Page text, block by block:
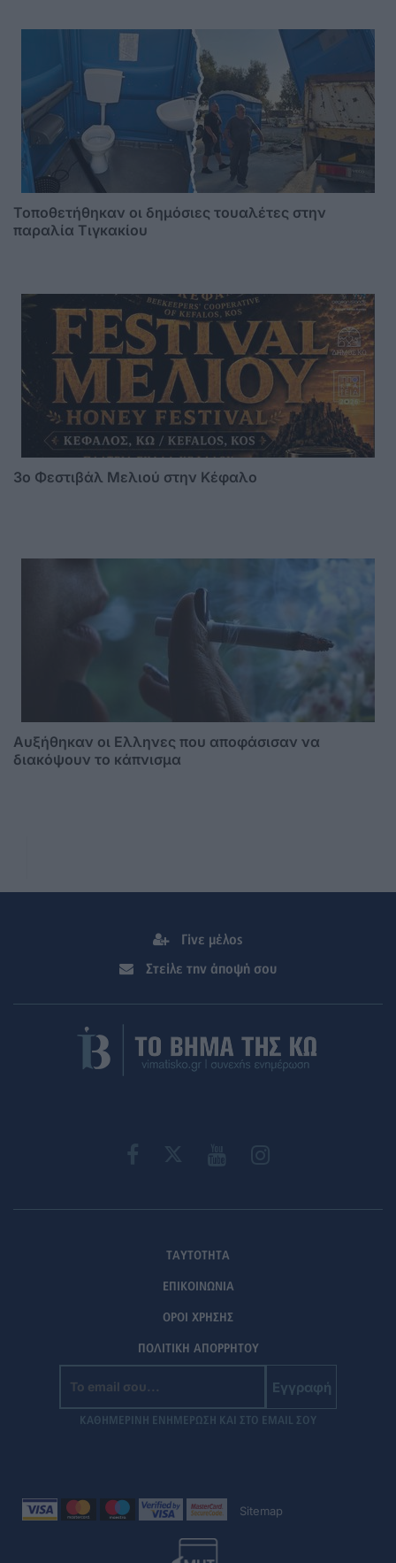
Τοποθετήθηκαν οι δημόσιες τουαλέτες στην
παραλία Τιγκακίου
3o Φεστιβάλ Μελιού στην Κέφαλο
Αυξήθηκαν οι Ελληνες που αποφάσισαν να
διακόψουν το κάπνισμα
Γίνε μέλος
Στείλε την άποψή σου
ΤΑΥΤΟΤΗΤΑ
ΕΠΙΚΟΙΝΩΝΙΑ
ΟΡΟΙ ΧΡΗΣΗΣ
ΠΟΛΙΤΙΚΗ ΑΠΟΡΡΗΤΟΥ
Εγγραφή
ΚΑΘΗΜΕΡΙΝΗ ΕΝΗΜΕΡΩΣΗ ΚΑΙ ΣΤΟ EMAIL ΣΟΥ
Sitemap